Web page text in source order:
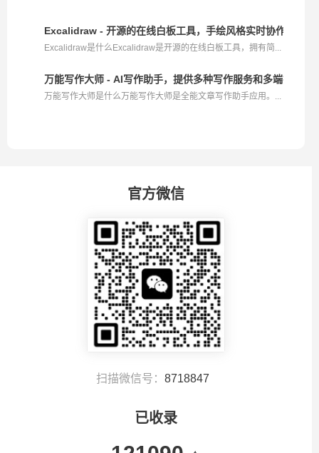
Excalidraw - 开源的在线白板工具，手绘风格实时协作
Excalidraw是什么Excalidraw是开源的在线白板工具，拥有简...
万能写作大师 - AI写作助手，提供多种写作服务和多端操作
万能写作大师是什么万能写作大师是全能文章写作助手应用。...
官方微信
扫描微信号： 8718847
已收录